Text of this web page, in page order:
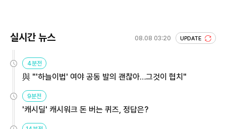
실시간 뉴스 08.08 03:20 UPDATE
4분전
與 "'하늘이법' 여야 공동 발의 괜찮아…그것이 협치"
9분전
'캐시딜' 캐시워크 돈 버는 퀴즈, 정답은?